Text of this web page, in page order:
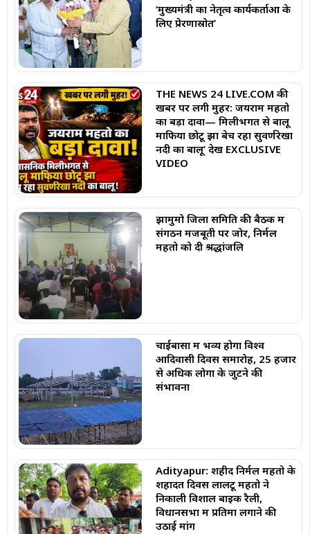
‘मुख्यमंत्री का नेतृत्व कार्यकर्ताओं के
लिए प्रेरणास्रोत’
THE NEWS 24 LIVE.COM की
खबर पर लगी मुहर: जयराम महतो
का बड़ा दावा— मिलीभगत से बालू
माफिया छोटू झा बेच रहा सुवर्णरेखा
नदी का बालू’ देखें EXCLUSIVE
VIDEO
झामुमो जिला समिति की बैठक में
संगठन मजबूती पर जोर, निर्मल
महतो को दी श्रद्धांजलि
चाईबासा में भव्य होगा विश्व
आदिवासी दिवस समारोह, 25 हजार
से अधिक लोगों के जुटने की
संभावना
Adityapur: शहीद निर्मल महतो के
शहादत दिवस लालटू महतो ने
निकाली विशाल बाइक रैली,
विधानसभा में प्रतिमा लगाने की
उठाई मांग